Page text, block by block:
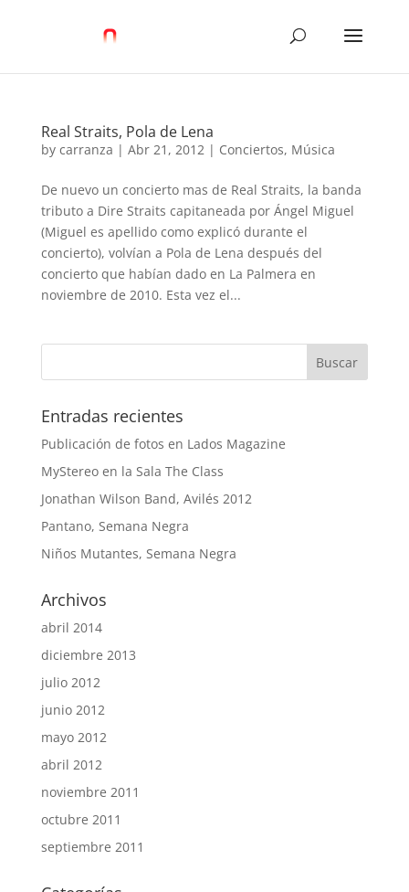
Real Straits, Pola de Lena
by carranza | Abr 21, 2012| Conciertos, Música
De nuevo un concierto mas de Real Straits, la banda
tributo a Dire Straits capitaneada por Ángel Miguel
(Miguel es apellido como explicó durante el
concierto), volvían a Pola de Lena después del
concierto que habían dado en La Palmera en
noviembre de 2010. Esta vez el...
Entradas recientes
Publicación de fotos en Lados Magazine
MyStereo en la Sala The Class
Jonathan Wilson Band, Avilés 2012
Pantano, Semana Negra
Niños Mutantes, Semana Negra
Archivos
abril 2014
diciembre 2013
julio 2012
junio 2012
mayo 2012
abril 2012
noviembre 2011
octubre 2011
septiembre 2011